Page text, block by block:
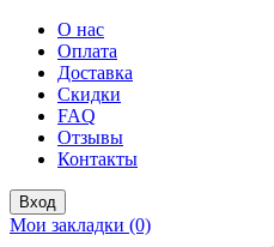
О нас
Оплата
Доставка
Скидки
FAQ
Отзывы
Контакты
Вход
Мои закладки (0)